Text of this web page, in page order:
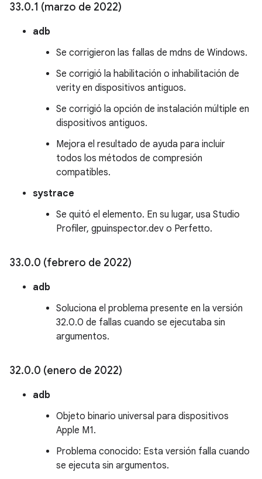
33.0.1 (marzo de 2022)
adb
Se corrigieron las fallas de mdns de Windows.
Se corrigió la habilitación o inhabilitación de
verity en dispositivos antiguos.
Se corrigió la opción de instalación múltiple en
dispositivos antiguos.
Mejora el resultado de ayuda para incluir
todos los métodos de compresión
compatibles.
systrace
Se quitó el elemento. En su lugar, usa Studio
Profiler, gpuinspector.dev o Perfetto.
33.0.0 (febrero de 2022)
adb
Soluciona el problema presente en la versión
32.0.0 de fallas cuando se ejecutaba sin
argumentos.
32.0.0 (enero de 2022)
adb
Objeto binario universal para dispositivos
Apple M1.
Problema conocido: Esta versión falla cuando
se ejecuta sin argumentos.